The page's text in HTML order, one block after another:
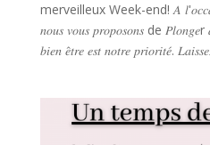
merveilleux Week-end! 𝐴
𝑛𝑜𝑢𝑠 𝑣𝑜𝑢𝑠 𝑝𝑟𝑜𝑝𝑜𝑠𝑜𝑛𝑠 de
𝑏𝑖𝑒𝑛 𝑒̂𝑡𝑟𝑒 𝑒𝑠𝑡 𝑛𝑜𝑡𝑟𝑒 𝑝𝑟𝑖𝑜𝑟𝑖𝑡𝑒́.